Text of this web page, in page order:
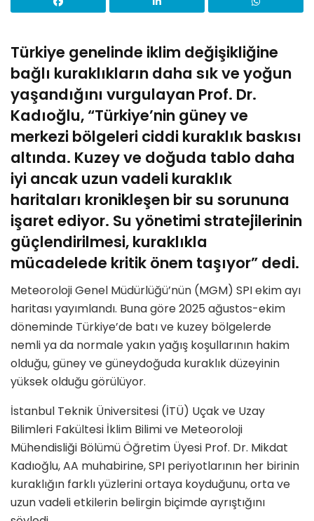
Türkiye genelinde iklim değişikliğine
bağlı kuraklıkların daha sık ve yoğun
yaşandığını vurgulayan Prof. Dr.
Kadıoğlu, “Türkiye’nin güney ve
merkezi bölgeleri ciddi kuraklık baskısı
altında. Kuzey ve doğuda tablo daha
iyi ancak uzun vadeli kuraklık
haritaları kronikleşen bir su sorununa
işaret ediyor. Su yönetimi stratejilerinin
güçlendirilmesi, kuraklıkla
mücadelede kritik önem taşıyor” dedi.
Meteoroloji Genel Müdürlüğü’nün (MGM) SPI ekim ayı
haritası yayımlandı. Buna göre 2025 ağustos-ekim
döneminde Türkiye’de batı ve kuzey bölgelerde
nemli ya da normale yakın yağış koşullarının hakim
olduğu, güney ve güneydoğuda kuraklık düzeyinin
yüksek olduğu görülüyor.
İstanbul Teknik Üniversitesi (İTÜ) Uçak ve Uzay
Bilimleri Fakültesi İklim Bilimi ve Meteoroloji
Mühendisliği Bölümü Öğretim Üyesi Prof. Dr. Mikdat
Kadıoğlu, AA muhabirine, SPI periyotlarının her birinin
kuraklığın farklı yüzlerini ortaya koyduğunu, orta ve
uzun vadeli etkilerin belirgin biçimde ayrıştığını